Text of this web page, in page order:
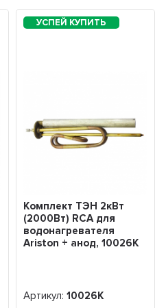
Комплект ТЭН 2кВт
(2000Вт) RCA для
водонагревателя
Ariston + анод, 10026К
Артикул: 10026К